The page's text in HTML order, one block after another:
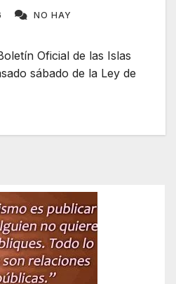
NO HAY
Oficial de las Islas
sábado de la Ley de